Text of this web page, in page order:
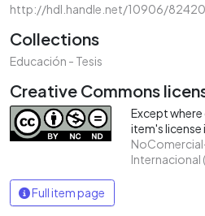
http://hdl.handle.net/10906/82420
Collections
Educación - Tesis
Creative Commons
Except
item's license
Internacional
Full item page